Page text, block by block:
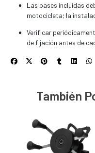
Las bases incluidas
motocicleta; la
Verificar
de fijación antes de
También